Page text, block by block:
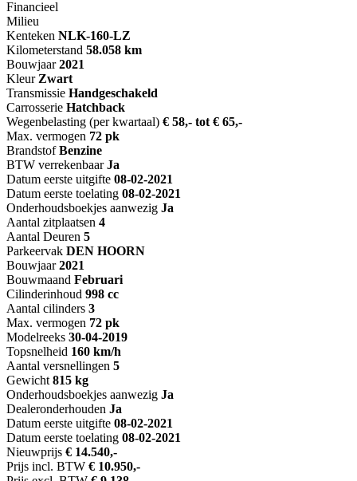
Financieel
Milieu
Kenteken NLK-160-LZ
Kilometerstand 58.058 km
Bouwjaar 2021
Kleur Zwart
Transmissie Handgeschakeld
Carrosserie Hatchback
Wegenbelasting (per kwartaal) € 58,- tot € 65,-
Max. vermogen 72 pk
Brandstof Benzine
BTW verrekenbaar Ja
Datum eerste uitgifte 08-02-2021
Datum eerste toelating 08-02-2021
Onderhoudsboekjes aanwezig Ja
Aantal zitplaatsen 4
Aantal Deuren 5
Parkeervak DEN HOORN
Bouwjaar 2021
Bouwmaand Februari
Cilinderinhoud 998 cc
Aantal cilinders 3
Max. vermogen 72 pk
Modelreeks 30-04-2019
Topsnelheid 160 km/h
Aantal versnellingen 5
Gewicht 815 kg
Onderhoudsboekjes aanwezig Ja
Dealeronderhouden Ja
Datum eerste uitgifte 08-02-2021
Datum eerste toelating 08-02-2021
Nieuwprijs € 14.540,-
Prijs incl. BTW € 10.950,-